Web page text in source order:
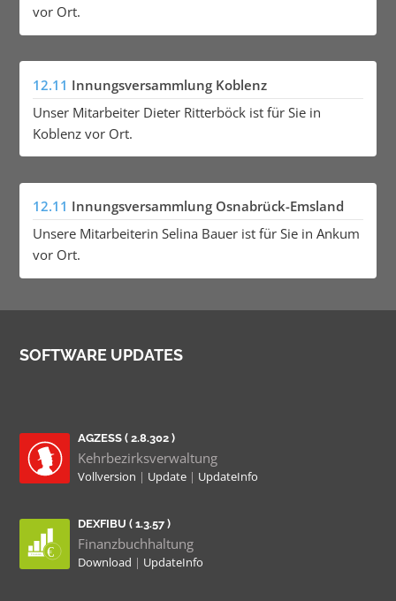
vor Ort.
12.11 Innungsversammlung Koblenz
Unser Mitarbeiter Dieter Ritterböck ist für Sie in
Koblenz vor Ort.
12.11 Innungsversammlung Osnabrück-Emsland
Unsere Mitarbeiterin Selina Bauer ist für Sie in Ankum
vor Ort.
SOFTWARE UPDATES
AGZESS ( 2.8.302 )
Kehrbezirksverwaltung
Vollversion | Update | UpdateInfo
DEXFIBU ( 1.3.57 )
Finanzbuchhaltung
Download | UpdateInfo